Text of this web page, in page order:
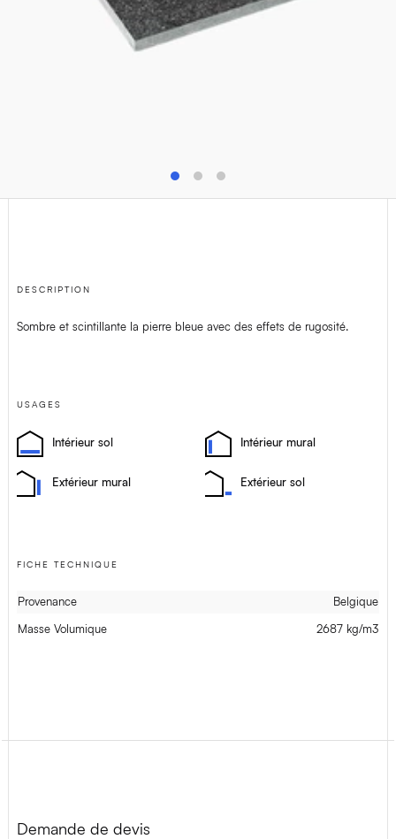
+32(0)4 278 73 25
info@van-dijck.be
DESCRIPTION
Sombre et scintillante la pierre bleue avec des effets de rugosité.
USAGES
Intérieur sol Intérieur mural
Extérieur mural Extérieur sol
FICHE TECHNIQUE
Provenance Belgique
Masse Volumique 2687 kg/m3
Demande de devis